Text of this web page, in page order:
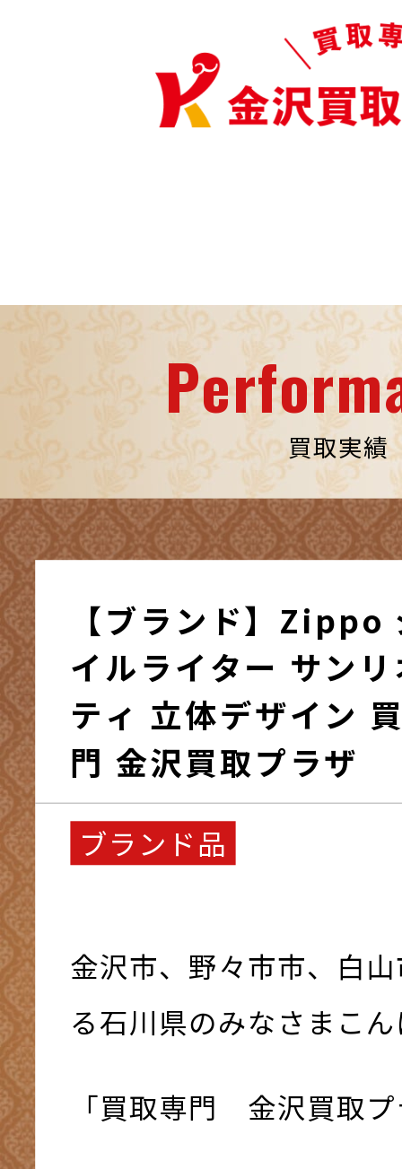
買取実績
【ブランド】Zippo
イルライター サン
ティ 立体デザイン
門 金沢買取プラザ
ブランド品
金沢市、野々市市、白
る石川県のみなさまこ
「買取専門 金沢買取